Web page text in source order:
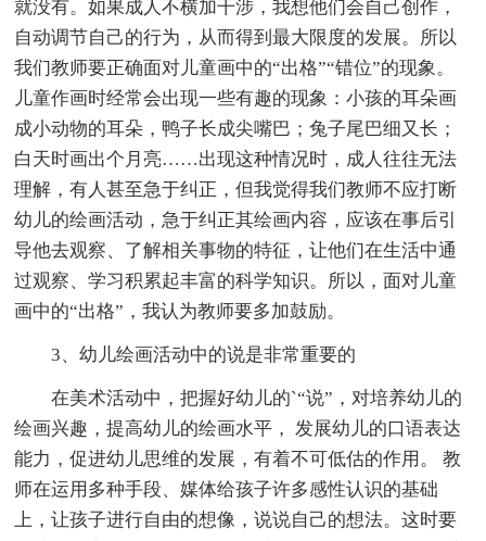
就没有。如果成人不横加干涉，我想他们会自己创作，
自动调节自己的行为，从而得到最大限度的发展。所以
我们教师要正确面对儿童画中的“出格”“错位”的现象。
儿童作画时经常会出现一些有趣的现象：小孩的耳朵画
成小动物的耳朵，鸭子长成尖嘴巴；兔子尾巴细又长；
白天时画出个月亮……出现这种情况时，成人往往无法
理解，有人甚至急于纠正，但我觉得我们教师不应打断
幼儿的绘画活动，急于纠正其绘画内容，应该在事后引
导他去观察、了解相关事物的特征，让他们在生活中通
过观察、学习积累起丰富的科学知识。所以，面对儿童
画中的“出格”，我认为教师要多加鼓励。
3、幼儿绘画活动中的说是非常重要的
在美术活动中，把握好幼儿的`“说”，对培养幼儿的
绘画兴趣，提高幼儿的绘画水平， 发展幼儿的口语表达
能力，促进幼儿思维的发展，有着不可低估的作用。 教
师在运用多种手段、媒体给孩子许多感性认识的基础
上，让孩子进行自由的想像，说说自己的想法。这时要